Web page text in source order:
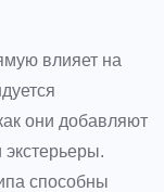
влияет на
они добавляют
способны